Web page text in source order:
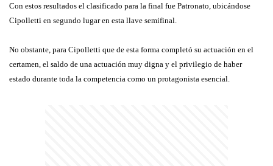
Con estos resultados el clasificado para la final fue Patronato, ubicándose
Cipolletti en segundo lugar en esta llave semifinal.
No obstante, para Cipolletti que de esta forma completó su actuación en el
certamen, el saldo de una actuación muy digna y el privilegio de haber
estado durante toda la competencia como un protagonista esencial.